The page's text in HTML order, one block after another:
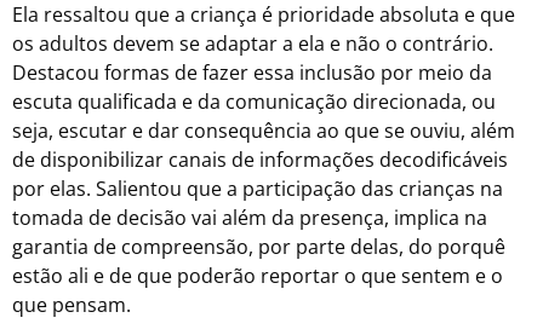
Ela ressaltou que a criança é prioridade absoluta e que
os adultos devem se adaptar a ela e não o contrário.
Destacou formas de fazer essa inclusão por meio da
escuta qualificada e da comunicação direcionada, ou
seja, escutar e dar consequência ao que se ouviu, além
de disponibilizar canais de informações decodificáveis
por elas. Salientou que a participação das crianças na
tomada de decisão vai além da presença, implica na
garantia de compreensão, por parte delas, do porquê
estão ali e de que poderão reportar o que sentem e o
que pensam.